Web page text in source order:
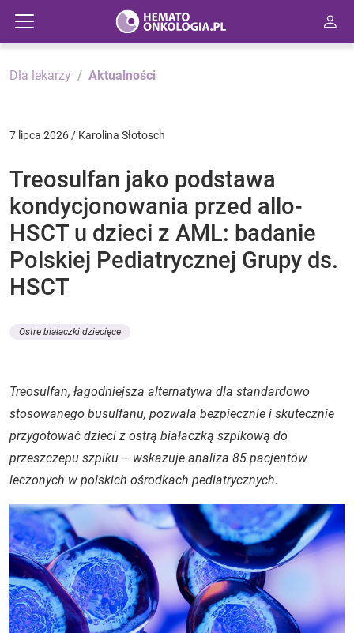
Dla lekarzy Aktualności
7 lipca 2026 / Karolina Słotosch
Treosulfan jako podstawa
kondycjonowania przed allo-
HSCT u dzieci z AML: badanie
Polskiej Pediatrycznej Grupy ds.
HSCT
Ostre białaczki dziecięce
Treosulfan, łagodniejsza alternatywa dla standardowo
stosowanego busulfanu, pozwala bezpiecznie i skutecznie
przygotować dzieci z ostrą białaczką szpikową do
przeszczepu szpiku – wskazuje analiza 85 pacjentów
leczonych w polskich ośrodkach pediatrycznych.